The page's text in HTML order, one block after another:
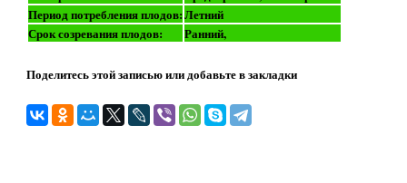
Период потребления плодов:Летний
Срок созревания плодов:
Ранний,
Поделитесь этой записью или добавьте в закладки